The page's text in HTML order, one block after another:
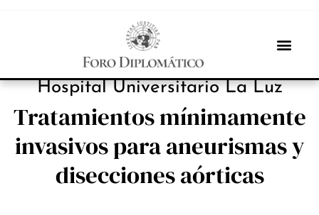
INBOX INTERNACIONAL
Hospital Universitario La Luz
Tratamientos mínimamente
invasivos para aneurismas y
disecciones aórticas